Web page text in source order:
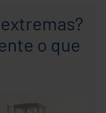
o que